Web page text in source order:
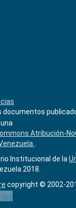
documentos
Atribución-
Institucional de la
2018.
copyright © 2002-